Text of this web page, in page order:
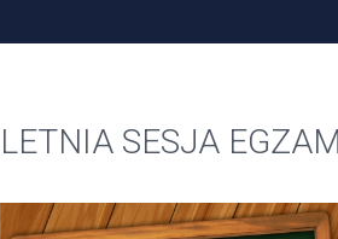
LETNIA SESJA